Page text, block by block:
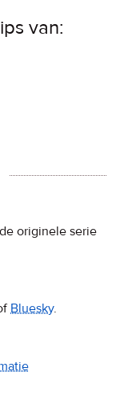
van:
originele serie
Bluesky.